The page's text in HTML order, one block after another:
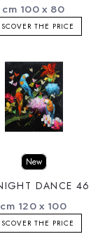
cm 100 x 80
THE PRICE
New
DANCE 46
cm 120 x 100
THE PRICE